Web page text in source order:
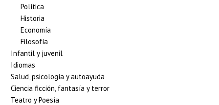
Política
Historia
Economía
Filosofía
Infantil y juvenil
Idiomas
Salud, psicología y autoayuda
Ciencia ficción, fantasía y terror
Teatro y Poesía